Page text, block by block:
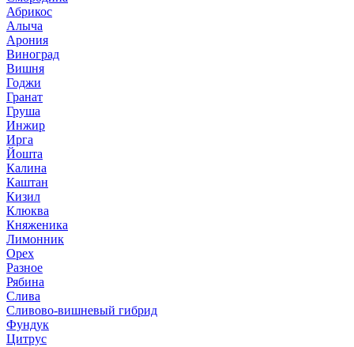
Абрикос
Алыча
Арония
Виноград
Вишня
Годжи
Гранат
Груша
Инжир
Ирга
Йошта
Калина
Каштан
Кизил
Клюква
Княженика
Лимонник
Орех
Разное
Рябина
Слива
Сливово-вишневый гибрид
Фундук
Цитрус